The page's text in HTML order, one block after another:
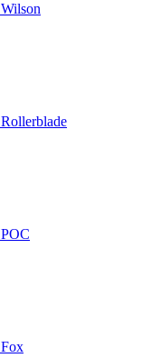
Wilson
Rollerblade
POC
Fox